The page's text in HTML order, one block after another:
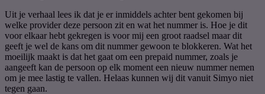
Uit je verhaal lees ik dat je er inmiddels achter bent gekomen bij
welke provider deze persoon zit en wat het nummer is. Hoe je dit
voor elkaar hebt gekregen is voor mij een groot raadsel maar dit
geeft je wel de kans om dit nummer gewoon te blokkeren. Wat het
moeilijk maakt is dat het gaat om een prepaid nummer, zoals je
aangeeft kan de persoon op elk moment een nieuw nummer nemen
om je mee lastig te vallen. Helaas kunnen wij dit vanuit Simyo niet
tegen gaan.